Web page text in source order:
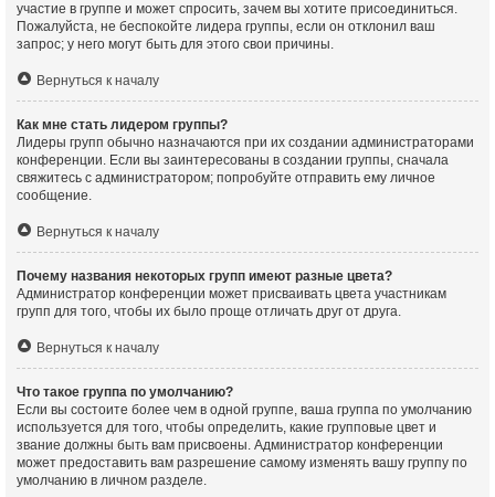
участие в группе и может спросить, зачем вы хотите присоединиться.
Пожалуйста, не беспокойте лидера группы, если он отклонил ваш
запрос; у него могут быть для этого свои причины.
Вернуться к началу
Как мне стать лидером группы?
Лидеры групп обычно назначаются при их создании администраторами
конференции. Если вы заинтересованы в создании группы, сначала
свяжитесь с администратором; попробуйте отправить ему личное
сообщение.
Вернуться к началу
Почему названия некоторых групп имеют разные цвета?
Администратор конференции может присваивать цвета участникам
групп для того, чтобы их было проще отличать друг от друга.
Вернуться к началу
Что такое группа по умолчанию?
Если вы состоите более чем в одной группе, ваша группа по умолчанию
используется для того, чтобы определить, какие групповые цвет и
звание должны быть вам присвоены. Администратор конференции
может предоставить вам разрешение самому изменять вашу группу по
умолчанию в личном разделе.